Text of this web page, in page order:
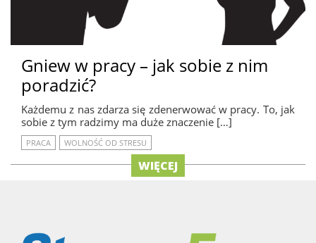
Gniew w pracy – jak sobie z nim
poradzić?
Każdemu z nas zdarza się zdenerwować w pracy. To, jak
sobie z tym radzimy ma duże znaczenie […]
PRACA WOLNOŚĆ OD STRESU
WIĘCEJ